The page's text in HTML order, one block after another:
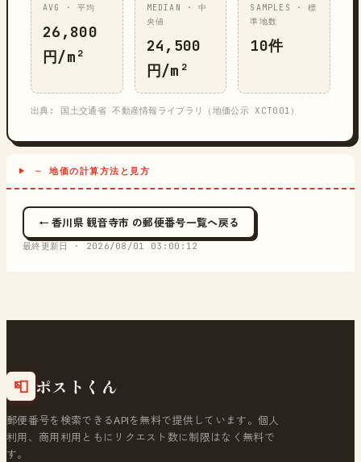
AVG · 平均
26,800
円/m²
MEDIAN · 中
央値
24,500
円/m²
SAMPLES · 標
準地数
10件
出典: 国土交通省 不動産情報ライブラリ（地価公示 XCT001）
─ 地価の計算方法と見方
← 香川県 観音寺市 の郵便番号一覧へ戻る
最終更新日 · 2026/08/01 03:00:12
📮 ポストくん
郵便番号を検索できるAPIを無料で提供しています。個人
利用、商用利用ともにリクエスト数に制限はなく無料で
す。